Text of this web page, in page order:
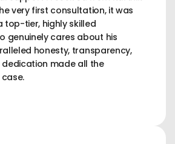
very first consultation, it was
top-tier, highly skilled
genuinely cares about his
honesty, transparency,
made all the